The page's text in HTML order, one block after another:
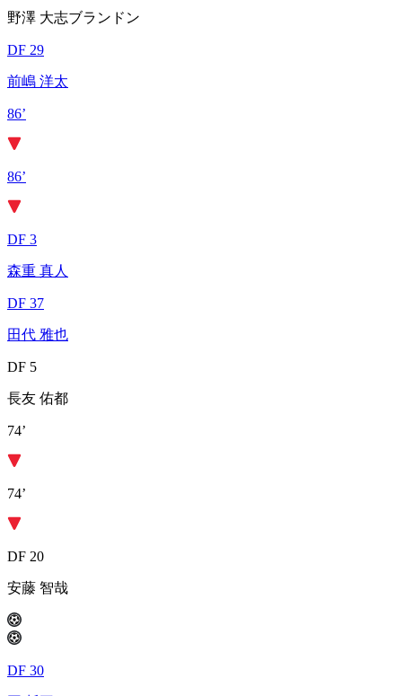
野澤 大志ブランドン
DF 29
前嶋 洋太
86’
86’
DF 3
森重 真人
DF 37
田代 雅也
DF 5
長友 佑都
74’
74’
DF 20
安藤 智哉
DF 30